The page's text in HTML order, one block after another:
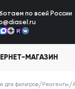
по всей Росcии
МАГАЗИН
для фильтров Реагенты